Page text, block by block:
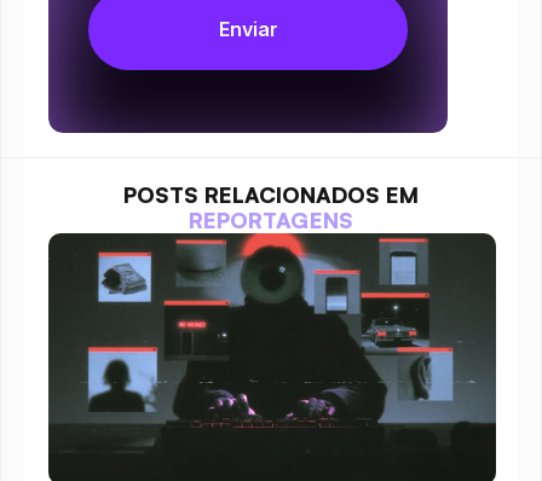
POSTS RELACIONADOS EM
REPORTAGENS